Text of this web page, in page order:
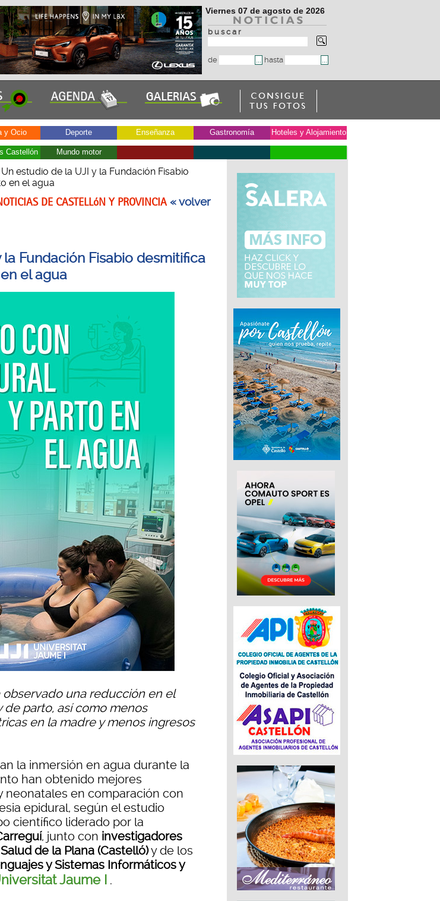
Viernes 07 de agosto de 2026
b u s c a r
de hasta
y Ocio Deporte Enseñanza Gastronomía Hoteles y Alojamiento
Castellón Mundo motor
estudio de la UJI y la Fundación Fisabio
en el agua
DE CASTELLóN Y PROVINCIA« volver
Fundación Fisabio desmitifica
el agua
observado una reducción en el
parto, así como menos
en la madre y menos ingresos
la inmersión en agua durante la
han obtenido mejores
neonatales en comparación con
epidural, según el estudio
científico liderado por la
, junto con investigadores
de la Plana (Castelló)y de los
y Sistemas Informáticos y
Jaume I
.